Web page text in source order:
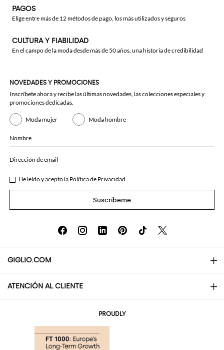
PAGOS
Elige entre más de 12 métodos de pago, los más utilizados y seguros
CULTURA Y FIABILIDAD
En el campo de la moda desde más de 50 años, una historia de credibilidad
NOVEDADES Y PROMOCIONES
Inscríbete ahora y recibe las últimas novedades, las colecciones especiales y
promociones dedicadas.
Moda mujer Moda hombre
Nombre
Dirección de email
He leído y acepto la Política de Privacidad
Suscríbeme
GIGLIO.COM
About
ATENCIÓN AL CLIENTE
PROUDLY